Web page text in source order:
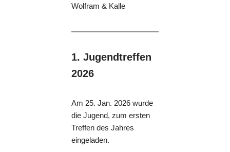
Wolfram & Kalle
1. Jugendtreffen
2026
Am 25. Jan. 2026 wurde
die Jugend, zum ersten
Treffen des Jahres
eingeladen.